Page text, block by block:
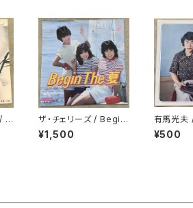
バ
ザ・チェリーズ / Begin
The 夏
¥1,500
有馬光夫
ィー
¥500